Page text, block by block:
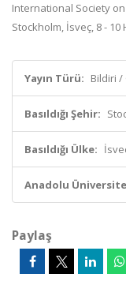
International Society
Stockholm, İsveç, 8 -
Yayın Türü: Bildiri /
Basıldığı Şehir:
Basıldığı Ülke:
Anadolu
Paylaş